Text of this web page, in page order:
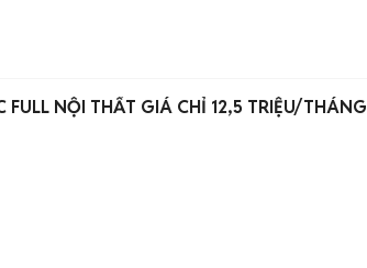
FULL NỘI THẤT GIÁ CHỈ 12,5 TRIỆU/THÁNG